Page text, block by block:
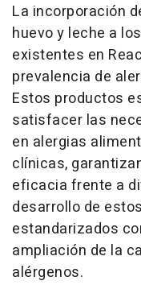
La incorporación
huevo y leche a
existentes en
prevalencia de
Estos productos
satisfacer las
en alergias
clínicas,
eficacia frente a
desarrollo de
estandarizados
ampliación de la
alérgenos.